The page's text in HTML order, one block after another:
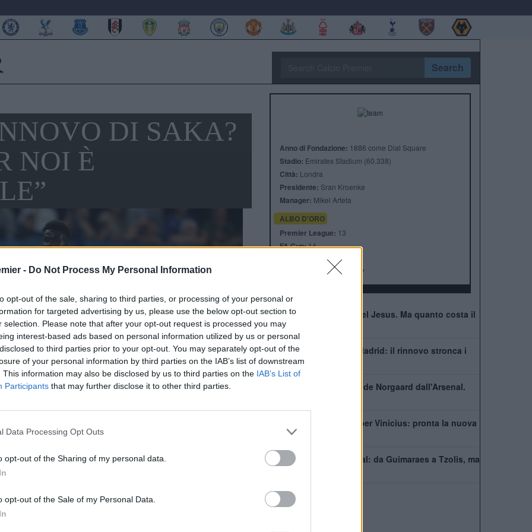
- Do Not Process My Personal Information
opt-out of the sale, sharing to third parties, or processing of your personal or
for targeted advertising by us, please use the below opt-out section to
selection. Please note that after your opt-out request is processed you may
interest-based ads based on personal information utilized by us or personal
to third parties prior to your opt-out. You may separately opt-out of the
of your personal information by third parties on the IAB’s list of downstream
This information may also be disclosed by us to third parties on the IAB’s List of
Participants that may further disclose it to other third parties.
Data Processing Opt Outs
opt-out of the Sharing of my personal data.
opt-out of the Sale of my Personal Data.
Search
DI SAKA?
NOI È
di Mikel Arteta. Negli anni è diventato sempre più
Anno di Fondazione: 1886 come Dial Square
Stadio: Emirates Stadium (60.338)
Città: Londra
Presidente: Sran Kroenke
Manager: Mikel Arteta
ALBO D'ORO
Premier League: 13
FA Cup:14
2
FA Community Shield: 17
Il Napoli pensa a Gabriel Jesus. Ma quanto costa il
brasiliano?
Vinicius resta al Real Madrid: il rinnovo stronca i
sogni dell'Arsenal
Ufficiale. l'Everton prende Norgaard dall'Arsenal.
Il Real Madrid rilancia per Vinicius: pronta la nuova
offerta di rinnovo
Come giocherà l'Arsenal: da Guimaraes a Tzolis, ma